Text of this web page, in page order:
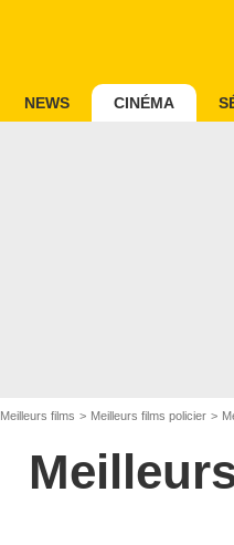
NEWS CINÉMA
Meilleurs films Meilleurs films policier